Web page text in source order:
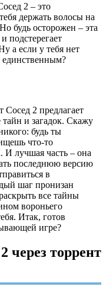
2 – это
держать волосы на
будь осторожен – эта
подстерегает
а если у тебя нет
единственным?
2 предлагает
и загадок. Скажу
будь ты
что-то
И лучшая часть – она
последнюю версию
в
шаг пронизан
все тайны
вороньего
Итак, готов
игре?
через торрент